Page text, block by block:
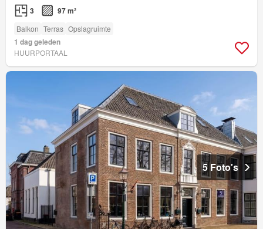
3 97 m²
Balkon Terras Opslagruimte
1 dag geleden
HUURPORTAAL
5 Foto's